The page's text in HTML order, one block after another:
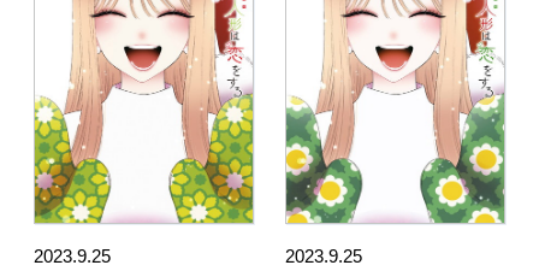
2023.9.25
2023.9.25